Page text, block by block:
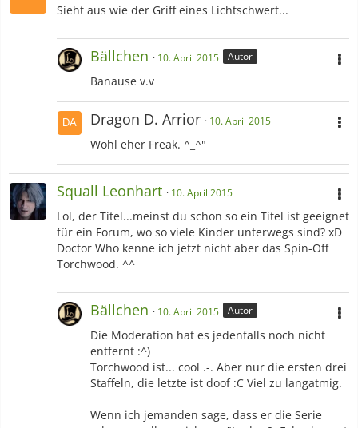
Sieht aus wie der Griff eines Lichtschwert...
Bällchen 10. April 2015 Autor
Banause v.v
Dragon D. Arrior 10. April 2015
Wohl eher Freak. ^_^"
Squall Leonhart 10. April 2015
Lol, der Titel...meinst du schon so ein Titel ist geeignet
für ein Forum, wo so viele Kinder unterwegs sind? xD
Doctor Who kenne ich jetzt nicht aber das Spin-Off
Torchwood. ^^
Bällchen 10. April 2015 Autor
Die Moderation hat es jedenfalls noch nicht
entfernt :^)
Torchwood ist... cool .-. Aber nur die ersten drei
Staffeln, die letzte ist doof :C Viel zu langatmig.
Wenn ich jemanden sage, dass er die Serie